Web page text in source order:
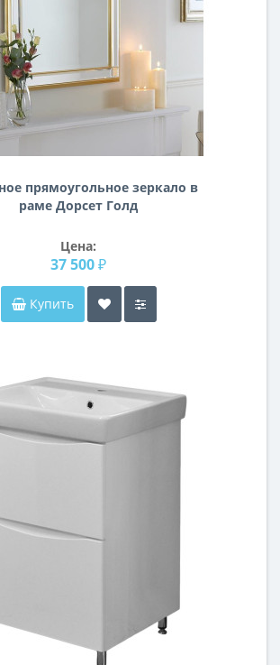
прямоугольное зеркало в
раме Дорсет Голд
Цена:
37 500 ₽
Купить